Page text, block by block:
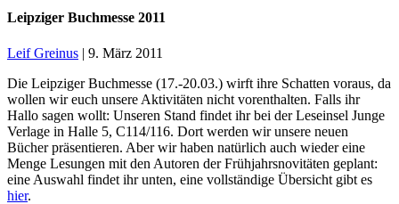
Leipziger Buchmesse 2011
Leif Greinus | 9. März 2011
Die Leipziger Buchmesse (17.-20.03.) wirft ihre Schatten voraus, da
wollen wir euch unsere Aktivitäten nicht vorenthalten. Falls ihr
Hallo sagen wollt: Unseren Stand findet ihr bei der Leseinsel Junge
Verlage in Halle 5, C114/116. Dort werden wir unsere neuen
Bücher präsentieren. Aber wir haben natürlich auch wieder eine
Menge Lesungen mit den Autoren der Frühjahrsnovitäten geplant:
eine Auswahl findet ihr unten, eine vollständige Übersicht gibt es
hier.